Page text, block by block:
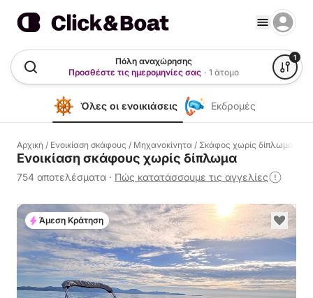
Πόλη αναχώρησης
Προσθέστε τις ημερομηνίες σας · 1 άτομο
1
Όλες οι ενοικιάσεις Εκδρομές
Αρχική / Ενοικίαση σκάφους / Μηχανοκίνητα / Σκάφος χωρίς δίπλωμα
Ενοικίαση σκάφους χωρίς δίπλωμα
754 αποτελέσματα · Πώς κατατάσσουμε τις αγγελίες
Άμεση Κράτηση